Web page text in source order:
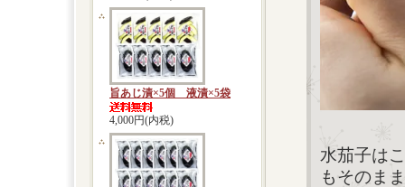
旨あじ漬×5個 液漬×5袋
4,000円(内税)
水茄子は
もそのま